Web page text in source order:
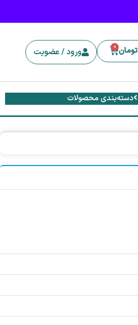
تومان 0 ورود / عضویت
دسته‌بندی محصولات